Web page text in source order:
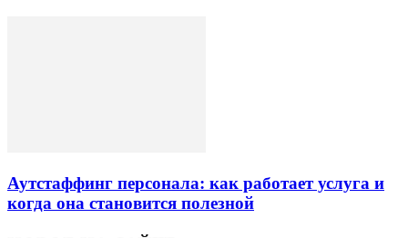
Аутстаффинг персонала: как работает услуга и
когда она становится полезной